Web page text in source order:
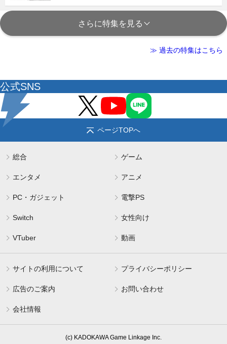
さらに特集を見る
≫ 過去の特集はこちら
公式SNS
ページTOPへ
総合 ゲーム
エンタメ アニメ
PC・ガジェット 電撃PS
Switch 女性向け
VTuber 動画
サイトの利用について プライバシーポリシー
広告のご案内 お問い合わせ
会社情報
(c) KADOKAWA Game Linkage Inc.